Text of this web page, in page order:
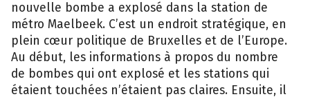
nouvelle bombe a explosé dans la station de
métro Maelbeek. C’est un endroit stratégique, en
plein cœur politique de Bruxelles et de l’Europe.
Au début, les informations à propos du nombre
de bombes qui ont explosé et les stations qui
étaient touchées n’étaient pas claires. Ensuite, il